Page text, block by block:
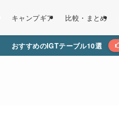
キャンプギア 比較・まとめ
おすすめのIGTテーブル10選